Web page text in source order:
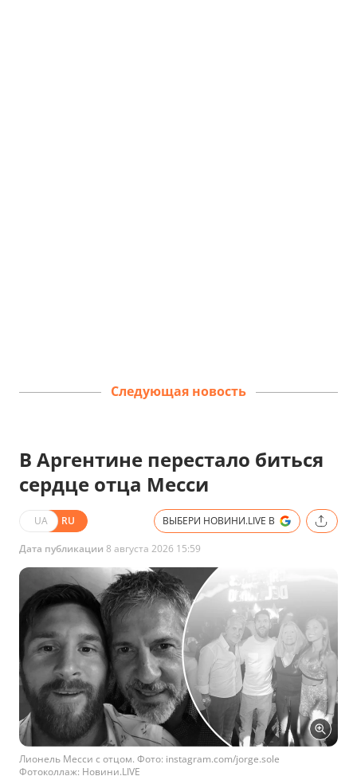
Следующая новость
В Аргентине перестало биться
сердце отца Месси
UA RU ВЫБЕРИ НОВИНИ.LIVE В
Дата публикации 8 августа 2026 15:59
Лионель Месси с отцом. Фото: instagram.com/jorge.sole
Фотоколлаж: Новини.LIVE